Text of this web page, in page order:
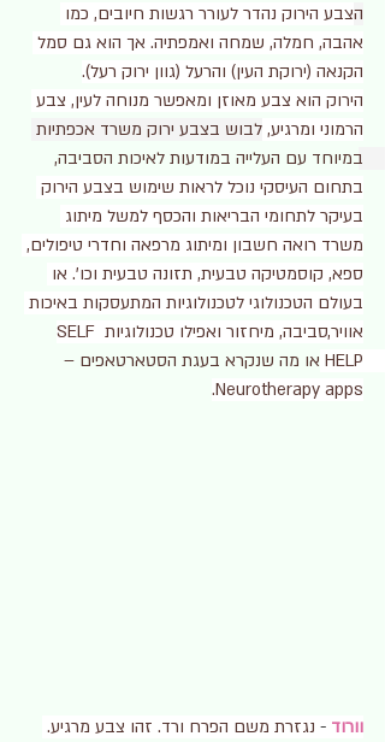
הצבע הירוק נהדר לעורר רגשות חיובים, כמו
אהבה, חמלה, שמחה ואמפתיה. אך הוא גם סמל
הקנאה (ירוקת העין) והרעל (גוון ירוק רעל).
הירוק הוא צבע מאוזן ומאפשר מנוחה לעין, צבע
הרמוני ומרגיע, לבוש בצבע ירוק משרד אכפתיות
במיוחד עם העלייה במודעות לאיכות הסביבה,
בתחום העיסקי נוכל לראות שימוש בצבע הירוק
בעיקר לתחומי הבריאות והכסף למשל מיתוג
משרד רואה חשבון ומיתוג מרפאה וחדרי טיפולים,
ספא, קוסמטיקה טבעית, תזונה טבעית וכו’. או
בעולם הטכנולוגי לטכנולוגיות המתעסקות באיכות
אוויר,סביבה, מיחזור ואפילו טכנולוגיות SELF
HELP או מה שנקרא בעגת הסטארטאפים –
Neurotherapy apps.
וורוד - נגזרת משם הפרח ורד. זהו צבע מרגיע.